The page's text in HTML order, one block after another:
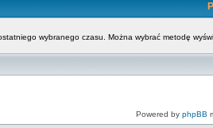
wybranego czasu. Można wybrać metodę
Powered by phpBB